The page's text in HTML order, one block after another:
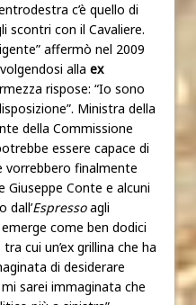
c’è quello di
scontri con il Cavaliere.
affermò nel 2009
alla ex
rispose: “Io sono
Ministra della
della Commissione
essere capace di
vorrebbero finalmente
Giuseppe Conte e alcuni
dall’Espressoagli
come ben dodici
cui un’ex grillina che ha
di desiderare
sarei immaginata che